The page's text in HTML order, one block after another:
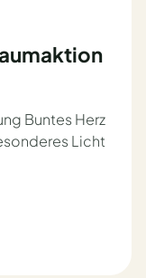
Buntes Herz
Licht